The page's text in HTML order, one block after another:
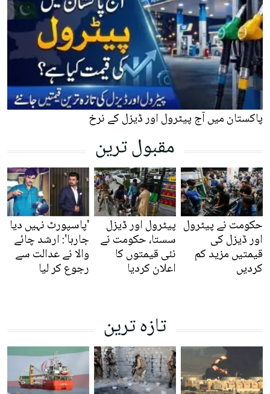
پاکستان میں آج پیٹرول اور ڈیزل کے نرخ
مقبول ترین
حکومت نے پیٹرول
اور ڈیزل کی
قیمتیں مزید کم
کردیں
پیٹرول اور ڈیزل
سستا، حکومت نے
نئی قیمتوں کا
اعلان کردیا
'پاسپورٹ نہیں دیا
جارہا': ارشد چائے
والا نے عدالت سے
رجوع کر لیا
تازہ ترین